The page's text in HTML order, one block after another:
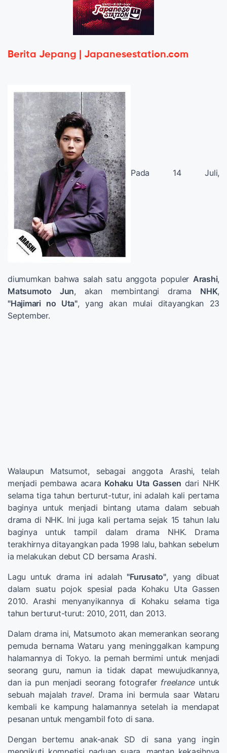
Berita Jepang | Japanesestation.com
Pada 14 Juli,
diumumkan bahwa salah satu anggota populer Arashi,
Matsumoto Jun, akan membintangi drama NHK,
"Hajimari no Uta", yang akan mulai ditayangkan 23
September.
Walaupun Matsumot, sebagai anggota Arashi, telah
menjadi pembawa acara Kohaku Uta Gassen dari NHK
selama tiga tahun berturut-tutur, ini adalah kali pertama
baginya untuk menjadi bintang utama dalam sebuah
drama di NHK. Ini juga kali pertama sejak 15 tahun lalu
baginya untuk tampil dalam drama NHK. Drama
terakhirnya ditayangkan pada 1998 lalu, bahkan sebelum
ia melakukan debut CD bersama Arashi.
Lagu untuk drama ini adalah "Furusato", yang dibuat
dalam suatu pojok spesial pada Kohaku Uta Gassen
2010. Arashi menyanyikannya di Kohaku selama tiga
tahun berturut-turut: 2010, 2011, dan 2013.
Dalam drama ini, Matsumoto akan memerankan seorang
pemuda bernama Wataru yang meninggalkan kampung
halamannya di Tokyo. Ia pernah bermimi untuk menjadi
seorang guru, namun ia tidak dapat mewujudkannya,
dan ia pun menjadi seorang fotografer freelance untuk
sebuah majalah travel. Drama ini bermula saar Wataru
kembali ke kampung halamannya setelah ia mendapat
pesanan untuk mengambil foto di sana.
Dengan bertemu anak-anak SD di sana yang ingin